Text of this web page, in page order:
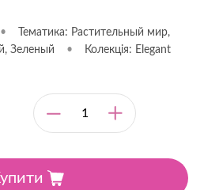
Тематика: Растительный мир,
Зеленый •
Колекція: Elegant